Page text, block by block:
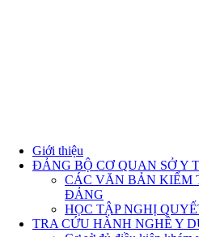
Giới thiệu
ĐẢNG BỘ CƠ QUAN SỞ Y
CÁC VĂN BẢN KIỂM
ĐẢNG
HỌC TẬP NGHỊ
TRA CỨU HÀNH NGHỀ Y